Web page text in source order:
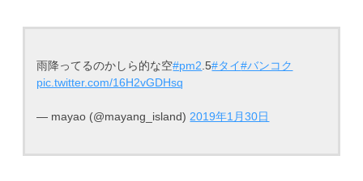
雨降ってるのかしら的な空#pm2.5#タイ#バンコク
pic.twitter.com/16H2vGDHsq
— mayao (@mayang_island)2019年1月30日